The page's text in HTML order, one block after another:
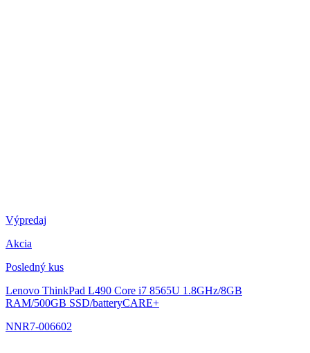
Výpredaj
Akcia
Posledný kus
Lenovo ThinkPad L490 Core i7 8565U 1.8GHz/8GB
RAM/500GB SSD/batteryCARE+
NNR7-006602